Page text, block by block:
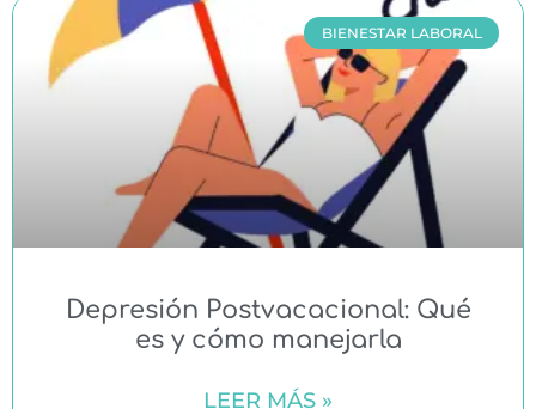
BIENESTAR LABORAL
Depresión Postvacacional: Qué
es y cómo manejarla
LEER MÁS »